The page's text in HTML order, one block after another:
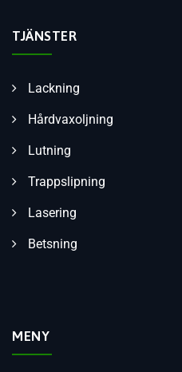
TJÄNSTER
Lackning
Hårdvaxoljning
Lutning
Trappslipning
Lasering
Betsning
MENY